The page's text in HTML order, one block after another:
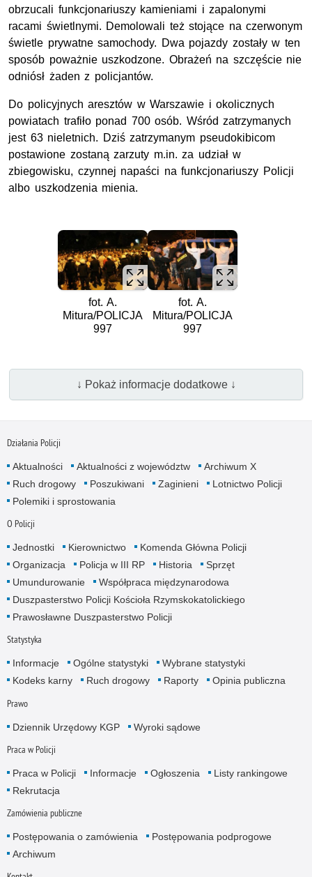
obrzucali funkcjonariuszy kamieniami i zapalonymi
racami świetlnymi. Demolowali też stojące na czerwonym
świetle prywatne samochody. Dwa pojazdy zostały w ten
sposób poważnie uszkodzone. Obrażeń na szczęście nie
odniósł żaden z policjantów.
Do policyjnych aresztów w Warszawie i okolicznych
powiatach trafiło ponad 700 osób. Wśród zatrzymanych
jest 63 nieletnich. Dziś zatrzymanym pseudokibicom
postawione zostaną zarzuty m.in. za udział w
zbiegowisku, czynnej napaści na funkcjonariuszy Policji
albo uszkodzenia mienia.
fot. A.
Mitura/POLICJA
997
fot. A.
Mitura/POLICJA
997
↓ Pokaż informacje dodatkowe ↓
Działania Policji
Aktualności Aktualności z województw
Archiwum X
Ruch drogowy
Poszukiwani Zaginieni
Lotnictwo Policji
Polemiki i sprostowania
O Policji
Jednostki Kierownictwo
Komenda Główna Policji
Organizacja
Policja w III RP Historia
Sprzęt
Umundurowanie
Współpraca międzynarodowa
Duszpasterstwo Policji Kościoła Rzymskokatolickiego
Prawosławne Duszpasterstwo Policji
Statystyka
Informacje Ogólne statystyki
Wybrane statystyki
Kodeks karny
Ruch drogowy Raporty Opinia publiczna
Prawo
Dziennik Urzędowy KGP Wyroki sądowe
Praca w Policji
Praca w Policji Informacje Ogłoszenia
Listy rankingowe
Rekrutacja
Zamówienia publiczne
Postępowania o zamówienia
Postępowania podprogowe
Archiwum